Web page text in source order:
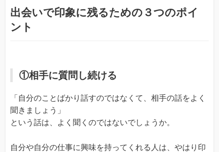
出会いで印象に残るための３つのポイ
ント
①相手に質問し続ける
「自分のことばかり話すのではなくて、相手の話をよく
聞きましょう」
という話は、よく聞くのではないでしょうか。
自分や自分の仕事に興味を持ってくれる人は、やはり印